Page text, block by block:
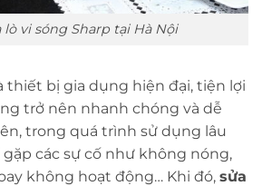
lò vi sóng Sharp tại Hà Nội
thiết bị gia dụng hiện đại, tiện lợi
trở nên nhanh chóng và dễ
trong quá trình sử dụng lâu
các sự cố như không nóng,
không hoạt động… Khi đó, sửa